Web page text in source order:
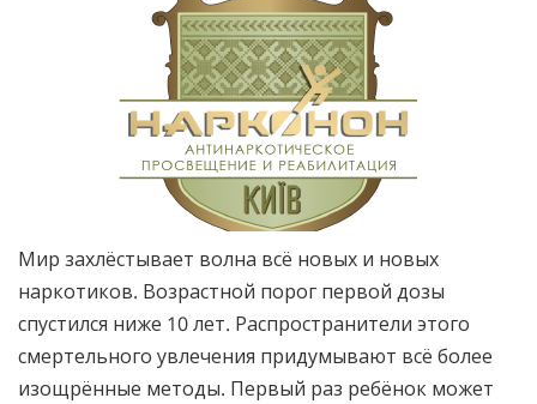
Мир захлёстывает волна всё новых и новых
наркотиков. Возрастной порог первой дозы
спустился ниже 10 лет. Распространители этого
смертельного увлечения придумывают всё более
изощрённые методы. Первый раз ребёнок может